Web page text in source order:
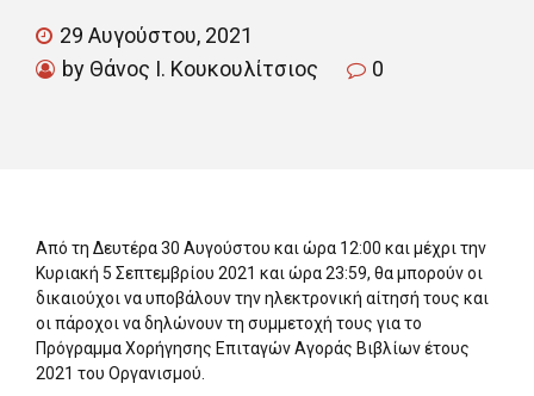
29 Αυγούστου, 2021
by Θάνος Ι. Κουκουλίτσιος
0
Από τη Δευτέρα 30 Αυγούστου και ώρα 12:00 και μέχρι την
Κυριακή 5 Σεπτεμβρίου 2021 και ώρα 23:59, θα μπορούν οι
δικαιούχοι να υποβάλουν την ηλεκτρονική αίτησή τους και
οι πάροχοι να δηλώνουν τη συμμετοχή τους για το
Πρόγραμμα Χορήγησης Επιταγών Αγοράς Βιβλίων έτους
2021 του Οργανισμού.